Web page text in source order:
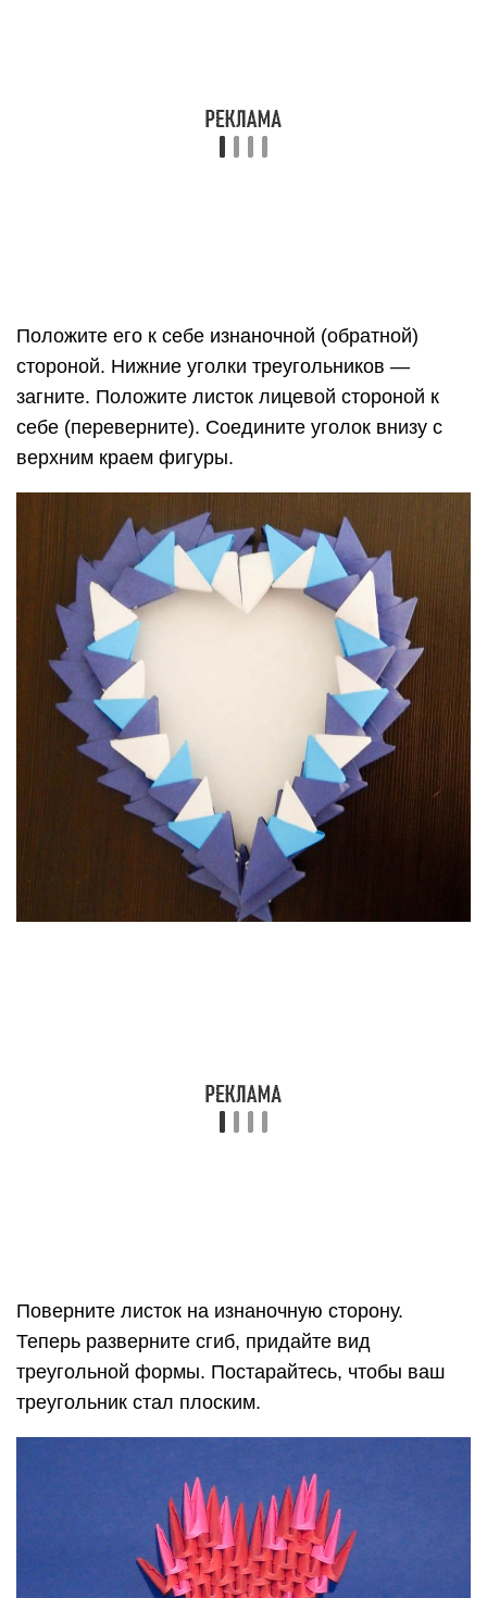
верхним краем фигуры.
Проведите такую же работу с другой стороны.
Краешки треугольника согните вверх. Нижние